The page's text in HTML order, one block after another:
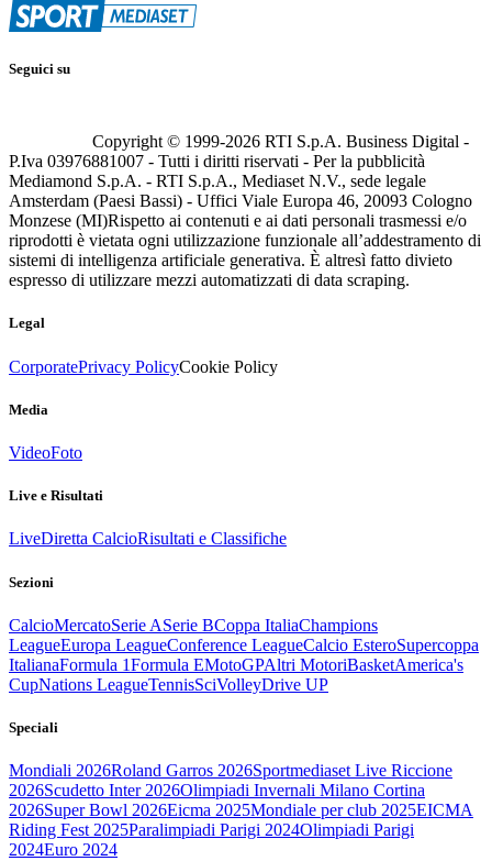
Seguici su
Copyright © 1999-2026 RTI S.p.A. Business Digital -
P.Iva 03976881007 - Tutti i diritti riservati - Per la pubblicità
Mediamond S.p.A. - RTI S.p.A., Mediaset N.V., sede legale
Amsterdam (Paesi Bassi) - Uffici Viale Europa 46, 20093 Cologno
Monzese (MI)Rispetto ai contenuti e ai dati personali trasmessi e/o
riprodotti è vietata ogni utilizzazione funzionale all’addestramento di
sistemi di intelligenza artificiale generativa. È altresì fatto divieto
espresso di utilizzare mezzi automatizzati di data scraping.
Legal
CorporatePrivacy PolicyCookie Policy
Media
VideoFoto
Live e Risultati
LiveDiretta CalcioRisultati e Classifiche
Sezioni
CalcioMercatoSerie ASerie BCoppa ItaliaChampions
LeagueEuropa LeagueConference LeagueCalcio EsteroSupercoppa
ItalianaFormula 1Formula EMotoGPAltri MotoriBasketAmerica's
CupNations LeagueTennisSciVolleyDrive UP
Speciali
Mondiali 2026Roland Garros 2026Sportmediaset Live Riccione
2026Scudetto Inter 2026Olimpiadi Invernali Milano Cortina
2026Super Bowl 2026Eicma 2025Mondiale per club 2025EICMA
Riding Fest 2025Paralimpiadi Parigi 2024Olimpiadi Parigi
2024Euro 2024